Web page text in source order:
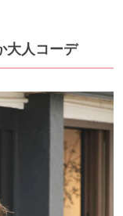
人コーデ